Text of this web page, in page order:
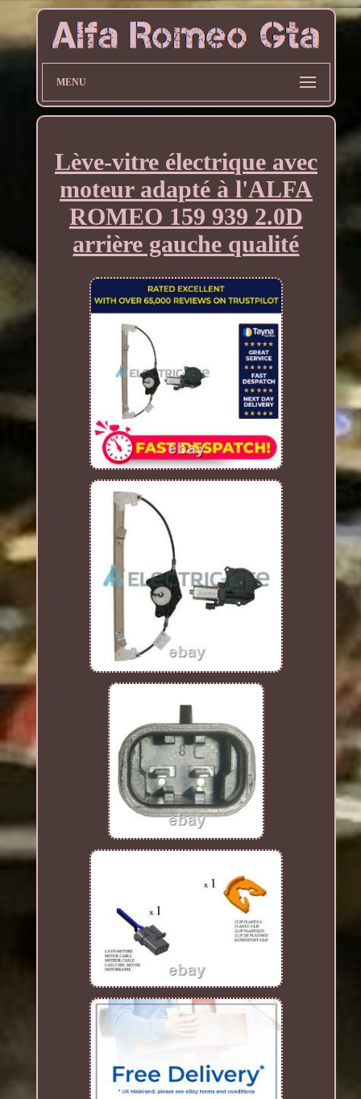
MENU
Lève-vitre électrique avec
moteur adapté à l'ALFA
ROMEO 159 939 2.0D
arrière gauche qualité